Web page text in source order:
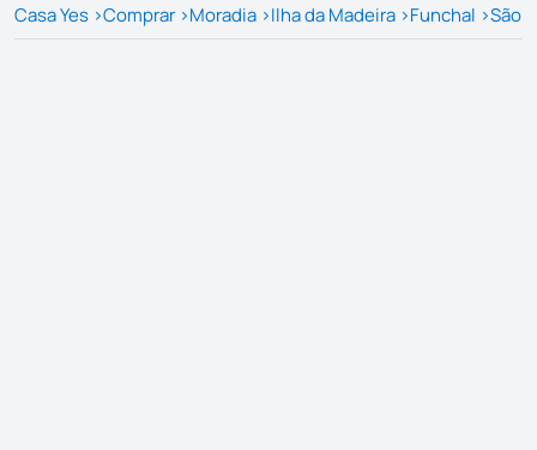
Casa Yes >Comprar >Moradia >Ilha da Madeira >Funchal >São